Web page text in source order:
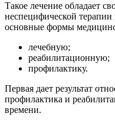
Такое лечение обладает
неспецифической терапии
основные формы
лечебную;
реабилитационную;
профилактику.
Первая дает результат
профилактика и
времени.